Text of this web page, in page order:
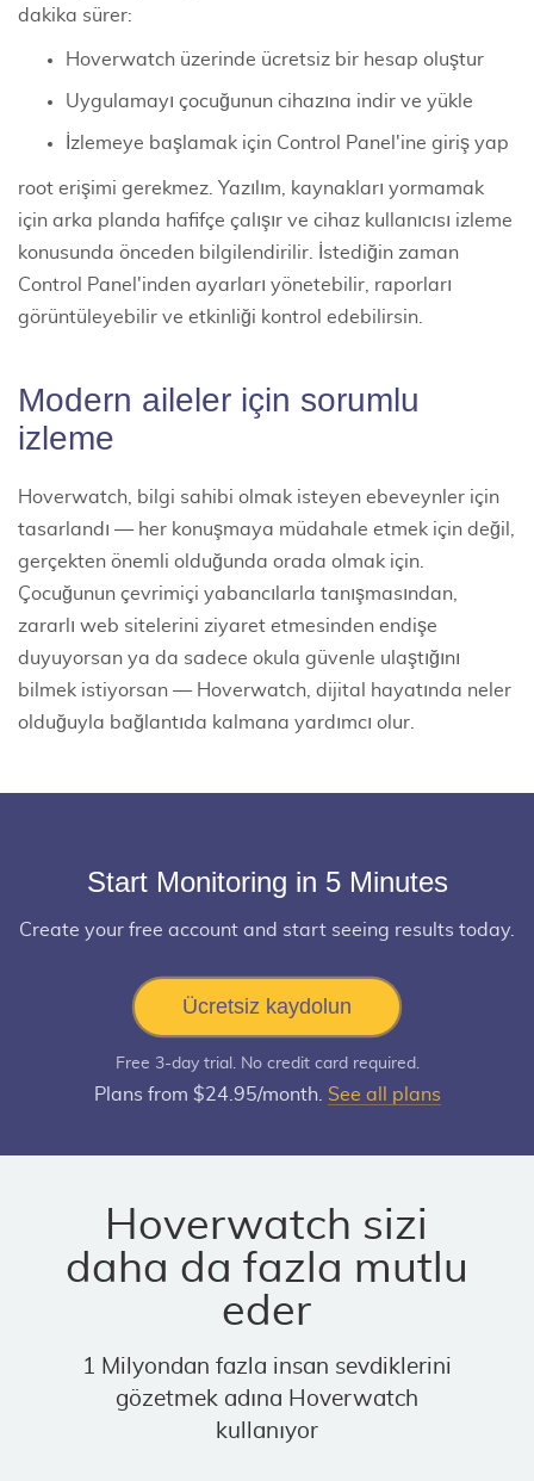
dakika sürer:
Hoverwatch üzerinde ücretsiz bir hesap oluştur
Uygulamayı çocuğunun cihazına indir ve yükle
İzlemeye başlamak için Control Panel'ine giriş yap
root erişimi gerekmez. Yazılım, kaynakları yormamak
için arka planda hafifçe çalışır ve cihaz kullanıcısı izleme
konusunda önceden bilgilendirilir. İstediğin zaman
Control Panel'inden ayarları yönetebilir, raporları
görüntüleyebilir ve etkinliği kontrol edebilirsin.
Modern aileler için sorumlu
izleme
Hoverwatch, bilgi sahibi olmak isteyen ebeveynler için
tasarlandı — her konuşmaya müdahale etmek için değil,
gerçekten önemli olduğunda orada olmak için.
Çocuğunun çevrimiçi yabancılarla tanışmasından,
zararlı web sitelerini ziyaret etmesinden endişe
duyuyorsan ya da sadece okula güvenle ulaştığını
bilmek istiyorsan — Hoverwatch, dijital hayatında neler
olduğuyla bağlantıda kalmana yardımcı olur.
Start Monitoring in 5 Minutes
Create your free account and start seeing results today.
Ücretsiz kaydolun
Free 3-day trial. No credit card required.
Plans from $24.95/month. See all plans
Hoverwatch sizi
daha da fazla mutlu
eder
1 Milyondan fazla insan sevdiklerini
gözetmek adına Hoverwatch
kullanıyor